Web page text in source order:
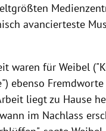
avancierteste
waren für Weibel
ebenso
liegt zu Hause
im Nachlass